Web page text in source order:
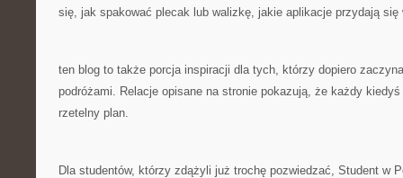
się, jak spakować plecak lub walizkę, jakie aplikacje przydają
ten blog to także porcja inspiracji dla tych, którzy dopiero
podróżami. Relacje opisane na stronie pokazują, że każdy
rzetelny plan.
Dla studentów, którzy zdążyli już trochę pozwiedzać, Student w